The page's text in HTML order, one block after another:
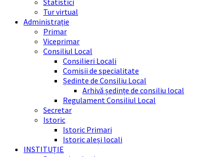
Statistici
Tur virtual
Administrație
Primar
Viceprimar
Consiliul Local
Consilieri Locali
Comisii de specialitate
Ședinte de Consiliu Local
Arhivă ședințe de consiliu local
Regulament Consiliul Local
Secretar
Istoric
Istoric Primari
Istoric aleși locali
INSTITUȚIE